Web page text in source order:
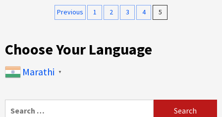
Posts
Previous 1 2 3 4 5
Choose Your Language
Marathi ▼